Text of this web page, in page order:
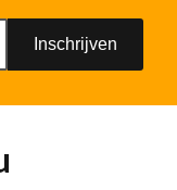
Inschrijven